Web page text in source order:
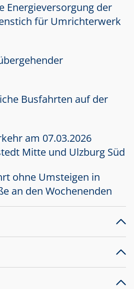
Energieversorgung der
für Umrichterwerk
Busfahrten auf der
am 07.03.2026
Mitte und Ulzburg Süd
ohne Umsteigen in
an den Wochenenden
Bauarbeiten am
der Bahnstraße in